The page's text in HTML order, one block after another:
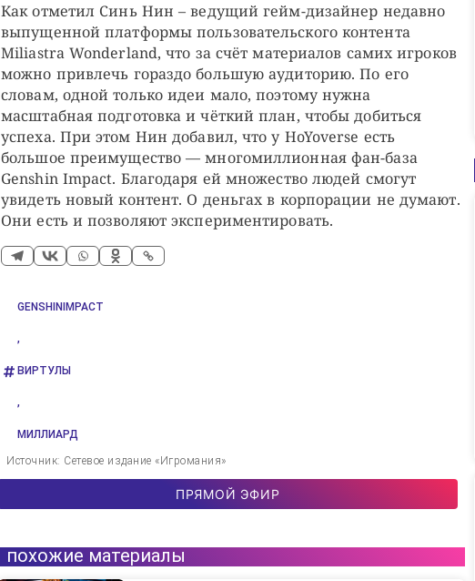
Как отметил Синь Нин – ведущий гейм-дизайнер недавно
выпущенной платформы пользовательского контента
Miliastra Wonderland, что за счёт материалов самих игроков
можно привлечь гораздо большую аудиторию. По его
словам, одной только идеи мало, поэтому нужна
масштабная подготовка и чёткий план, чтобы добиться
успеха. При этом Нин добавил, что у HoYoverse есть
большое преимущество — многомиллионная фан-база
Genshin Impact. Благодаря ей множество людей смогут
увидеть новый контент. О деньгах в корпорации не думают.
Они есть и позволяют экспериментировать.
GENSHINIMPACT
,
ВИРТУЛЫ
,
МИЛЛИАРД
Источник: Сетевое издание «Игромания»
ПРЯМОЙ ЭФИР
похожие материалы